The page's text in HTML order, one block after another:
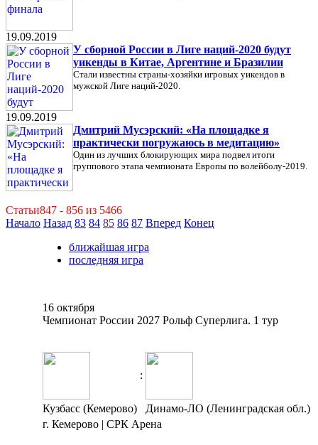
19.09.2019
У сборной России в Лиге наций-2020 будут
уикенды в Китае, Аргентине и Бразилии
Стали известны страны-хозяйки игровых уикендов в
мужской Лиге наций-2020.
19.09.2019
Дмитрий Мусэрский: «На площадке я
практически погружаюсь в медитацию»
Один из лучших блокирующих мира подвел итоги
группового этапа чемпионата Европы по волейболу-2019.
Статьи847 - 856 из 5466
Начало Назад 83 84 85 86 87 Вперед Конец
ближайшая игра
последняя игра
16 октября
Чемпионат России 2027 Рольф Суперлига. 1 тур
:
Кузбасс (Кемерово)
Динамо-ЛО (Ленинградская обл.)
г. Кемерово | СРК Арена